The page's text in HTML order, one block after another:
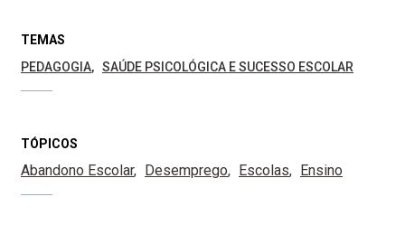
TEMAS
PEDAGOGIA
SAÚDE PSICOLÓGICA E SUCESSO ESCOLAR
TÓPICOS
Abandono Escolar Desemprego Escolas Ensino